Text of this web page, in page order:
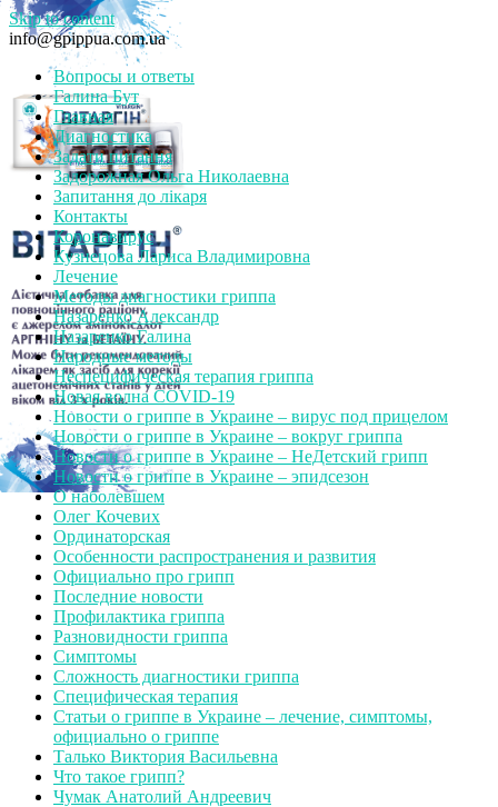
Skip to content
info@gpippua.com.ua
Вопросы и ответы
Галина Бут
Главная
Диагностика
Задати питання
Задорожная Ольга Николаевна
Запитання до лікаря
Контакты
Коронавирус
Кузнецова Лариса Владимировна
Лечение
Методы диагностики гриппа
Назаренко Александр
Назаренко Галина
Народные методы
Неспецифическая терапия гриппа
Новая волна COVID-19
Новости о гриппе в Украине – вирус под прицелом
Новости о гриппе в Украине – вокруг гриппа
Новости о гриппе в Украине – НеДетский грипп
Новости о гриппе в Украине – эпидсезон
О наболевшем
Олег Кочевих
Ординаторская
Особенности распространения и развития
Официально про грипп
Последние новости
Профилактика гриппа
Разновидности гриппа
Симптомы
Сложность диагностики гриппа
Специфическая терапия
Статьи о гриппе в Украине – лечение, симптомы,
официально о гриппе
Талько Виктория Васильевна
Что такое грипп?
Чумак Анатолий Андреевич